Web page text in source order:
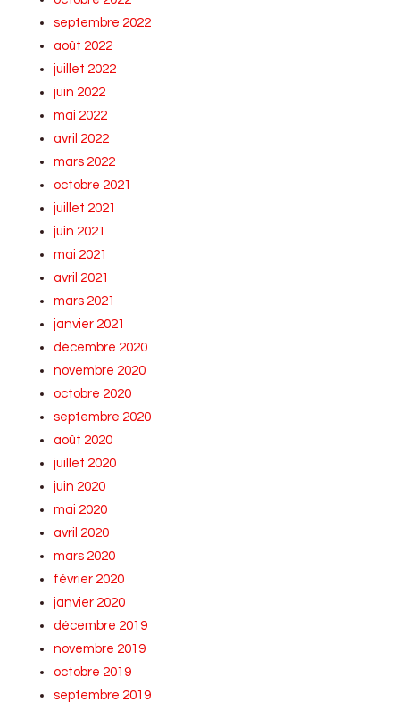
septembre 2022
août 2022
juillet 2022
juin 2022
mai 2022
avril 2022
mars 2022
octobre 2021
juillet 2021
juin 2021
mai 2021
avril 2021
mars 2021
janvier 2021
décembre 2020
novembre 2020
octobre 2020
septembre 2020
août 2020
juillet 2020
juin 2020
mai 2020
avril 2020
mars 2020
février 2020
janvier 2020
décembre 2019
novembre 2019
octobre 2019
septembre 2019